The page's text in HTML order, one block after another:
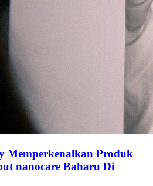
Memperkenalkan Produk
nanocare Baharu Di